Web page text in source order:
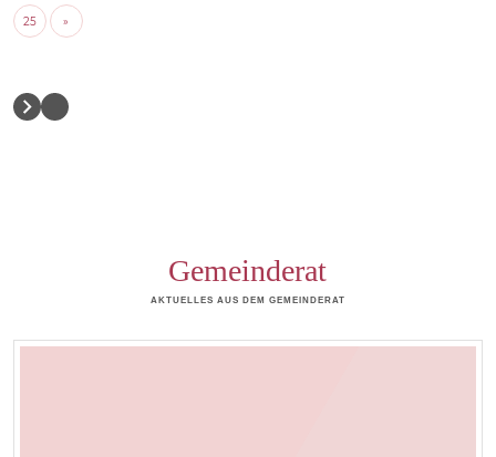
25 »
Gemeinderat
AKTUELLES AUS DEM GEMEINDERAT